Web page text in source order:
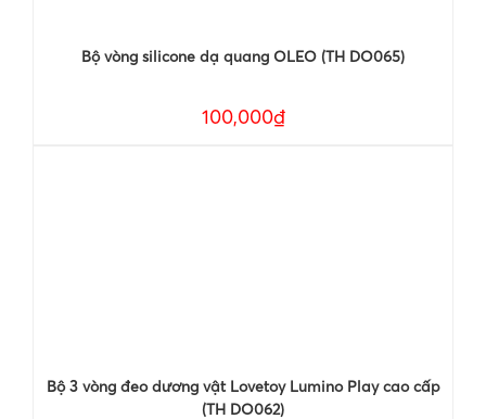
Bộ vòng silicone dạ quang OLEO (TH DO065)
100,000₫
Bộ 3 vòng đeo dương vật Lovetoy Lumino Play cao cấp
(TH DO062)